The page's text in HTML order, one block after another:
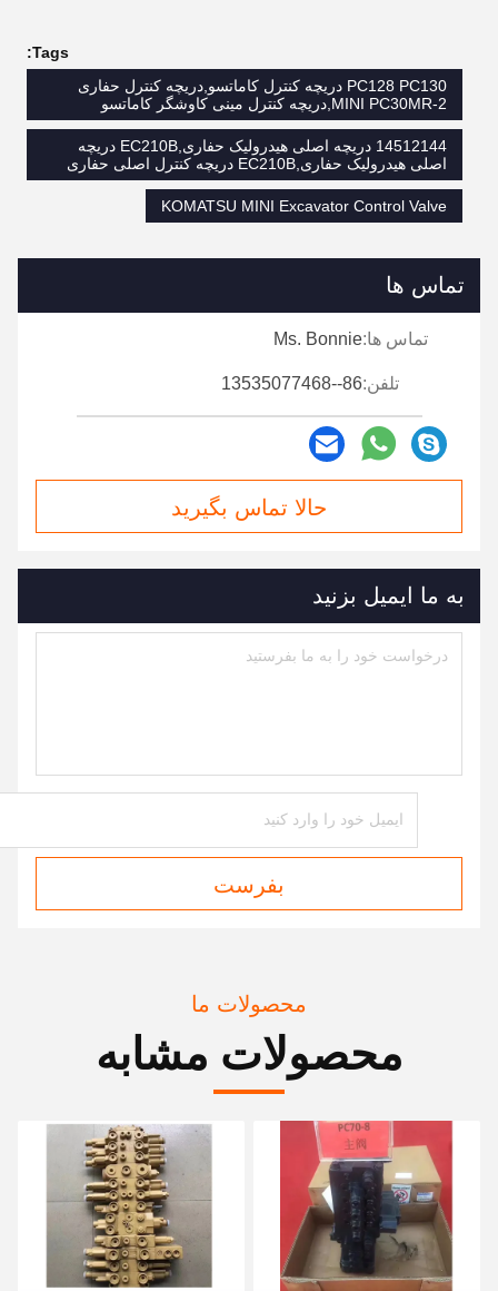
Tags:
PC128 PC130 دریچه کنترل کاماتسو,دریچه کنترل حفاری
MINI PC30MR-2,دریچه کنترل مینی کاوشگر کاماتسو
14512144 دریچه اصلی هیدرولیک حفاری,EC210B دریچه
اصلی هیدرولیک حفاری,EC210B دریچه کنترل اصلی حفاری
KOMATSU MINI Excavator Control Valve
تماس ها
تماس ها:Ms. Bonnie
تلفن:86--13535077468
حالا تماس بگیرید
به ما ایمیل بزنید
بفرست
محصولات ما
محصولات مشابه